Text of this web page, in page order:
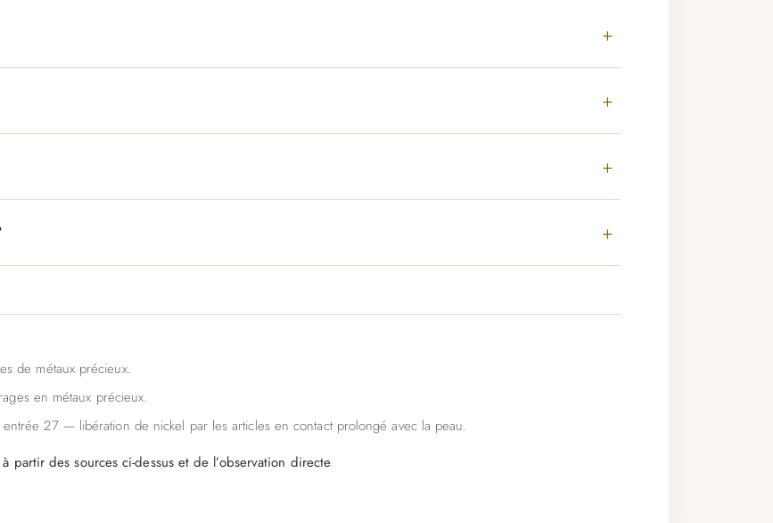
de métaux précieux.
en métaux précieux.
27 — libération de nickel par les articles en contact prolongé avec la peau.
partir des sources ci-dessus et de l’observation directe